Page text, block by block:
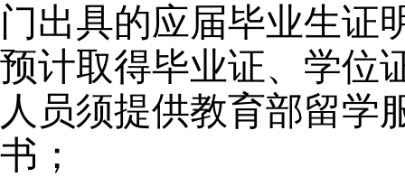
门出具的应届毕业生证
预计取得毕业证、学位
人员须提供教育部留学
书；